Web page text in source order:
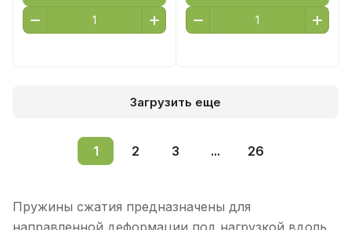
Загрузить еще
1 2 3 ... 26
Пружины сжатия предназначены для
направленной деформации под нагрузкой вдоль